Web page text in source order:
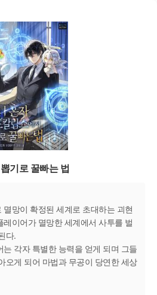
기로 꿀빠는 법
망이 확정된 세계로 초대하는 괴현
이어가 멸망한 세계에서 사투를 벌
다.
는 각자 특별한 능력을 얻게 되며 그들
오게 되어 마법과 무공이 당연한 세상